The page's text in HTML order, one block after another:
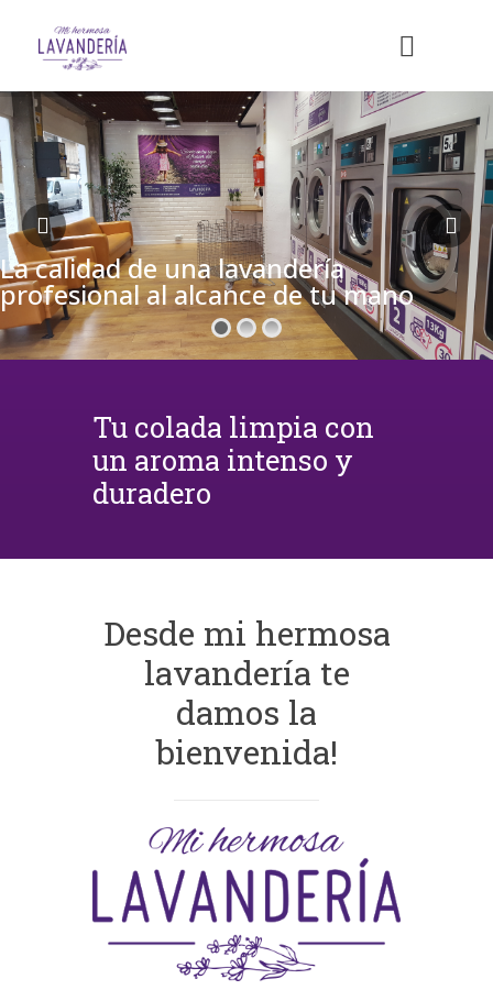
La calidad de una lavandería
profesional al alcance de tu mano
Tu colada limpia con
un aroma intenso y
duradero
Desde mi hermosa
lavandería te
damos la
bienvenida!